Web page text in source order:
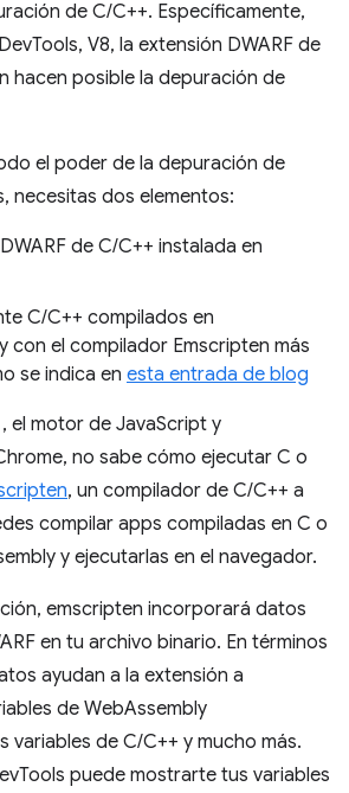
de C/C++. Específicamente,
V8, la extensión DWARF de
hacen posible la depuración de
el poder de la depuración de
necesitas dos elementos:
de C/C++ instalada en
C/C++ compilados en
con el compilador Emscripten más
se indica en esta entrada de blog
, el motor de JavaScript y
no sabe cómo ejecutar C o
, un compilador de C/C++ a
compilar apps compiladas en C o
y ejecutarlas en el navegador.
emscripten incorporará datos
en tu archivo binario. En términos
ayudan a la extensión a
de WebAssembly
variables de C/C++ y mucho más.
puede mostrarte tus variables